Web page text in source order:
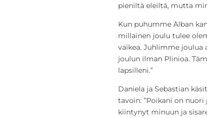
pieniltä eleiltä, mutta
Kun puhumme Alban
millainen joulu tulee
vaikea. Juhlimme joulua
joulun ilman Plinioa.
lapsilleni.”
Daniela ja Sebastian
tavoin: ”Poikani on
kiintynyt minuun ja